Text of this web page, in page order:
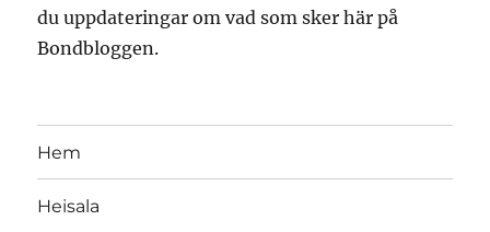
du uppdateringar om vad som sker här på
Bondbloggen.
Hem
Heisala